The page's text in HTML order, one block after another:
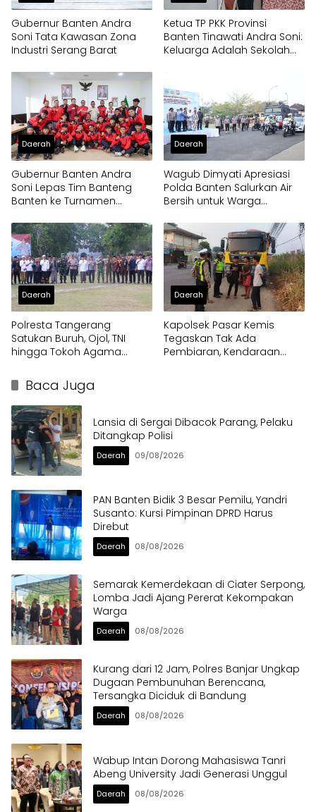
Gubernur Banten Andra
Soni Tata Kawasan Zona
Industri Serang Barat
Ketua TP PKK Provinsi
Banten Tinawati Andra Soni:
Keluarga Adalah Sekolah
Daerah
Gubernur Banten Andra
Soni Lepas Tim Banteng
Banten ke Turnamen
Daerah
Wagub Dimyati Apresiasi
Polda Banten Salurkan Air
Bersih untuk Warga
Daerah
Polresta Tangerang
Satukan Buruh, Ojol, TNI
hingga Tokoh Agama
Daerah
Kapolsek Pasar Kemis
Tegaskan Tak Ada
Pembiaran, Kendaraan
Baca Juga
Lansia di Sergai Dibacok Parang, Pelaku
Ditangkap Polisi
Daerah 09/08/2026
PAN Banten Bidik 3 Besar Pemilu, Yandri
Susanto: Kursi Pimpinan DPRD Harus
Direbut
Daerah 08/08/2026
Semarak Kemerdekaan di Ciater Serpong,
Lomba Jadi Ajang Pererat Kekompakan
Warga
Daerah 08/08/2026
Kurang dari 12 Jam, Polres Banjar Ungkap
Dugaan Pembunuhan Berencana,
Tersangka Diciduk di Bandung
Daerah 08/08/2026
Wabup Intan Dorong Mahasiswa Tanri
Abeng University Jadi Generasi Unggul
Daerah 08/08/2026